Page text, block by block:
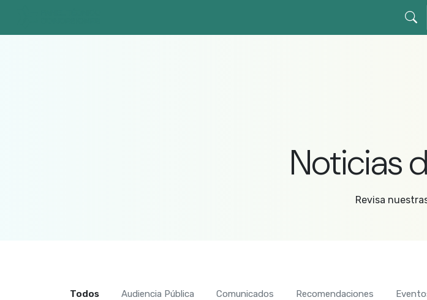
Noticias
Revisa
Todos Audiencia Pública Comunicados Recomendaciones